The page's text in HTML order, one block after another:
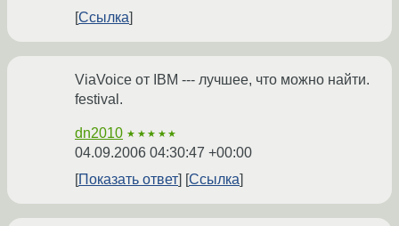
Ссылка
ViaVoice от IBM --- лучшее, что можно найти.
festival.
dn2010 ★★★★★
04.09.2006 04:30:47 +00:00
Показать ответ
Ссылка